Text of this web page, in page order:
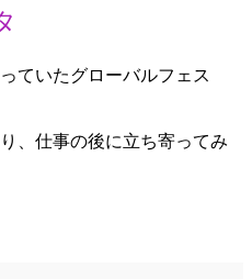
ていたグローバルフェス
、仕事の後に立ち寄ってみ